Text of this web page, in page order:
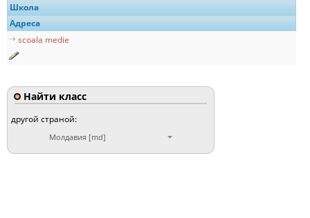
Школа
Адреса
scoala medie
Найти класс
другой страной:
Молдавия [md]